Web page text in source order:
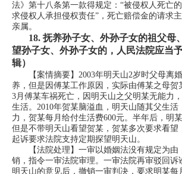
法》第十八条第一款得规定：“被侵权人死亡
求侵权人承担侵权责任”，死亡赔偿金的请求
亲属。
18.抚养孙子女、外孙子女的祖父母
望孙子女、外孙子女的，人民法院应当
辑）
【案情摘要】2003年明天山2岁时父母离
养，但是因傅某工作原因，实际由傅某之母贺
3月傅某车祸死亡，因明天山之父明某无能力
生活。2010年贺某脑溢血，明天山随其父生
力，贺某每月给付生活费600元。半年后，明
但是不带明天山看望贺某，贺某多次要求看望
起诉要求法院支持定期探望明天山。
【法院处理】一审以婚姻法没有规定为由
销，指令一审法院审理。一审法院再审驳回诉
明天山的意见后，撤销一审判决，要求明某每